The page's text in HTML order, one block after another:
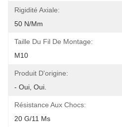
Rigidité Axiale:
50 N/mm
Taille Du Fil De Montage:
M10
Produit D'origine:
- Oui, Oui.
Résistance Aux Chocs:
20 G/11 Ms